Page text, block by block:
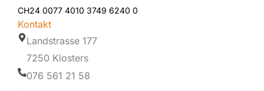
CH24 0077 4010 3749 6240 0
Kontakt
Landstrasse 177
7250 Klosters
076 561 21 58